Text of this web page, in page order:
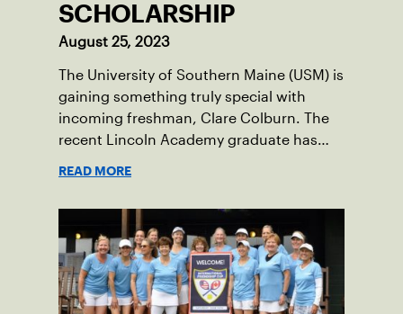
SCHOLARSHIP
August 25, 2023
The University of Southern Maine (USM) is
gaining something truly special with
incoming freshman, Clare Colburn. The
recent Lincoln Academy graduate has
Damariscotta, ME and those around her
throughout her childhood.
READ MORE